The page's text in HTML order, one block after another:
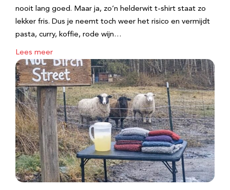
nooit lang goed. Maar ja, zo’n helderwit t-shirt staat zo
lekker fris. Dus je neemt toch weer het risico en vermijdt
pasta, curry, koffie, rode wijn…
Lees meer